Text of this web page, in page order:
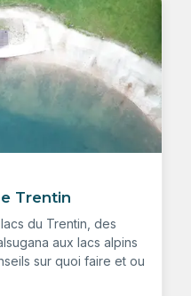
Trentin
du Trentin, des
aux lacs alpins
sur quoi faire et ou